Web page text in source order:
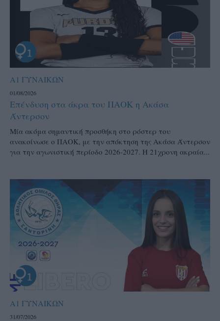
Α1 ΓΥΝΑΙΚΩΝ
01/08/2026
Επένδυση στα άκρα του ΠΑΟΚ η Ακάσα
Άντερσον
Μία ακόμα σημαντική προσθήκη στο ρόστερ του
ανακοίνωσε ο ΠΑΟΚ, με την απόκτηση της Ακάσα Άντερσον
για την αγωνιστική περίοδο 2026-2027. Η 21χρονη ακραία...
Α1 ΓΥΝΑΙΚΩΝ
31/07/2026